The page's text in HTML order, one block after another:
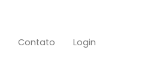
Contato Login